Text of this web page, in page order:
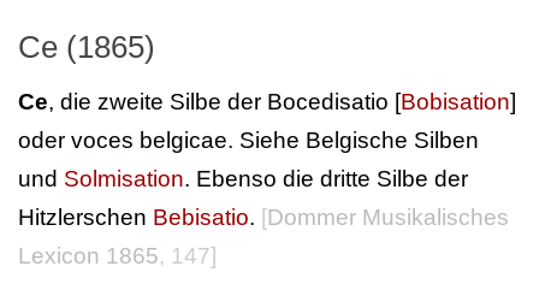
Ce (1865)
Ce, die zweite Silbe der Bocedisatio [Bobisation]
oder voces belgicae. Siehe Belgische Silben
und Solmisation. Ebenso die dritte Silbe der
Hitzlerschen Bebisatio. [Dommer Musikalisches
Lexicon 1865, 147]